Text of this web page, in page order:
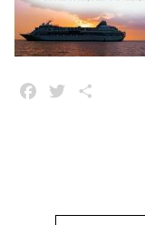
FacebookTwitter